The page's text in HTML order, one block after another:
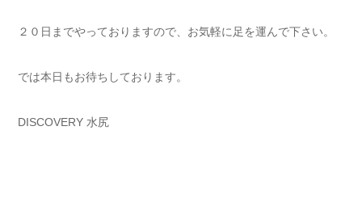
２０日までやっておりますので、お気軽に足を運んで下さい。
では本日もお待ちしております。
DISCOVERY 水尻